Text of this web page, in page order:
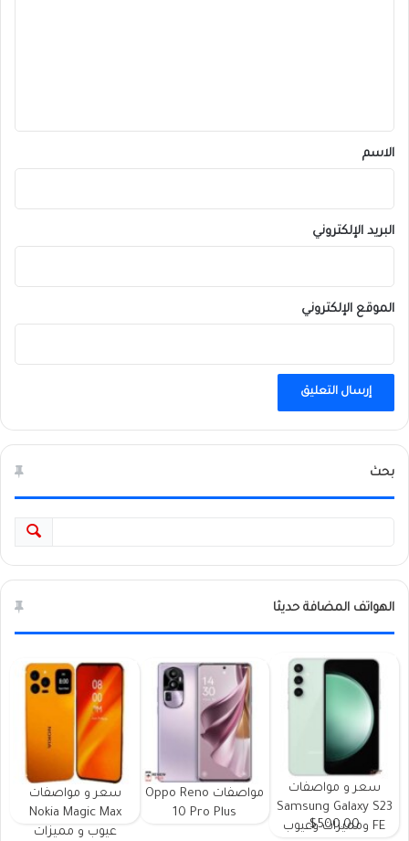
*
الاسم
البريد الإلكتروني
الموقع الإلكتروني
بحث
الهواتف المضافة حديثا
سعر و مواصفات
Samsung Galaxy S23
FE ومميزات وعيوب
$500.00
مواصفات Oppo Reno
10 Pro Plus
سعر و مواصفات
Nokia Magic Max
عيوب و مميزات